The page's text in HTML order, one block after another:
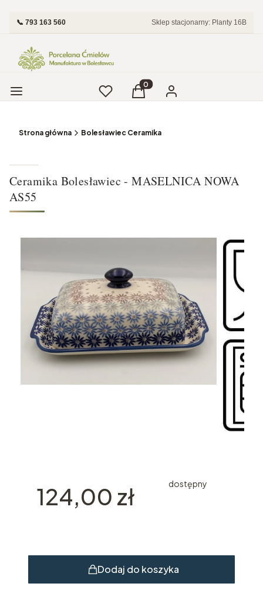
📞 793 163 560 Sklep stacjonarny: Planty 16B
Menu UlubioneProdukty w koszyku: 0.
Koszyk Zaloguj się
Strona główna Bolesławiec Ceramika
Ceramika Bolesławiec - MASELNICA NOWA
AS55
Cena
124,00 zł dostępny
Dodaj do koszyka